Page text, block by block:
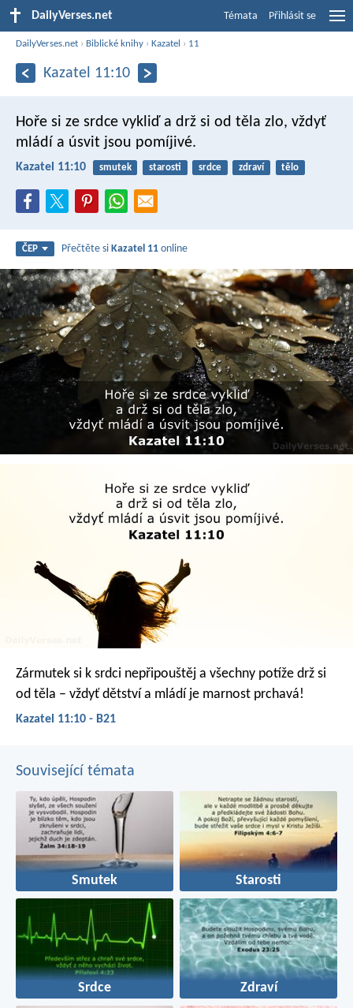
DailyVerses.net Témata Přihlásit se
DailyVerses.net › Biblické knihy ›Kazatel › 11
Kazatel 11:10
Hoře si ze srdce vykliďa drž si od těla zlo, vždyť
mládí a úsvit jsou pomíjivé.
Kazatel 11:10 smutek starosti srdce zdraví tělo
ČEP Přečtěte siKazatel 11 online
Zármutek si k srdci nepřipouštěj a všechny potíže drž si
od těla – vždyť dětství a mládí je marnost prchavá!
Kazatel 11:10 - B21
Související témata
Smutek Starosti
Srdce Zdraví